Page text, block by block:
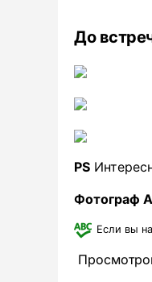
До
PS
Фотограф
Если вы